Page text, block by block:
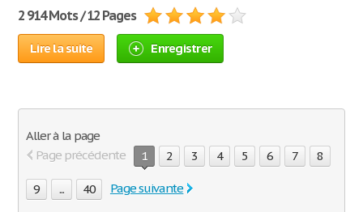
2 914 Mots / 12 Pages
Lire la suite Enregistrer
Aller à la page
Page précédente
1 2 3 4 5 6 7 8
9 ... 40 Page suivante